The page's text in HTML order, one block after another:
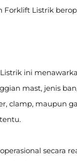
Listrik
ini
mast, jenis
clamp, maupun
secara